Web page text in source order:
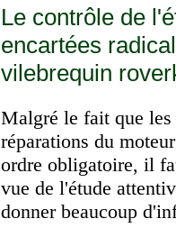
Le contrôle de
encartées
vilebrequin
Malgré le fait que les
réparations du
ordre obligatoire, il
vue de l'étude
donner beaucoup